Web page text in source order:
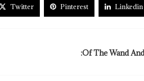
Twitter Pinterest Linkedin
:Of The Wand